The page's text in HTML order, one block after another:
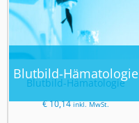
Blutbild-Hämatologie
Blutbild-Hämatologie
€10,14 inkl. MwSt.